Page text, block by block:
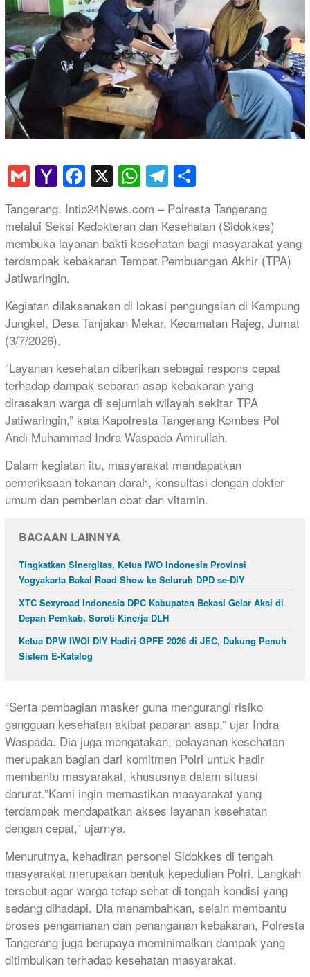
GmailYahoo
Mail
Facebook
X WhatsApp
Telegram
Tangerang, Intip24News.com – Polresta Tangerang
melalui Seksi Kedokteran dan Kesehatan (Sidokkes)
membuka layanan bakti kesehatan bagi masyarakat yang
terdampak kebakaran Tempat Pembuangan Akhir (TPA)
Jatiwaringin.
Kegiatan dilaksanakan di lokasi pengungsian di Kampung
Jungkel, Desa Tanjakan Mekar, Kecamatan Rajeg, Jumat
(3/7/2026).
“Layanan kesehatan diberikan sebagai respons cepat
terhadap dampak sebaran asap kebakaran yang
dirasakan warga di sejumlah wilayah sekitar TPA
Jatiwaringin,” kata Kapolresta Tangerang Kombes Pol
Andi Muhammad Indra Waspada Amirullah.
Dalam kegiatan itu, masyarakat mendapatkan
pemeriksaan tekanan darah, konsultasi dengan dokter
umum dan pemberian obat dan vitamin.
BACAAN LAINNYA
Tingkatkan Sinergitas, Ketua IWO Indonesia Provinsi
Yogyakarta Bakal Road Show ke Seluruh DPD se-DIY
XTC Sexyroad Indonesia DPC Kabupaten Bekasi Gelar Aksi di
Depan Pemkab, Soroti Kinerja DLH
Ketua DPW IWOI DIY Hadiri GPFE 2026 di JEC, Dukung Penuh
Sistem E-Katalog
“Serta pembagian masker guna mengurangi risiko
gangguan kesehatan akibat paparan asap,” ujar Indra
Waspada. Dia juga mengatakan, pelayanan kesehatan
merupakan bagian dari komitmen Polri untuk hadir
membantu masyarakat, khususnya dalam situasi
darurat.”Kami ingin memastikan masyarakat yang
terdampak mendapatkan akses layanan kesehatan
dengan cepat,” ujarnya.
Menurutnya, kehadiran personel Sidokkes di tengah
masyarakat merupakan bentuk kepedulian Polri. Langkah
tersebut agar warga tetap sehat di tengah kondisi yang
sedang dihadapi. Dia menambahkan, selain membantu
proses pengamanan dan penanganan kebakaran, Polresta
Tangerang juga berupaya meminimalkan dampak yang
ditimbulkan terhadap kesehatan masyarakat.